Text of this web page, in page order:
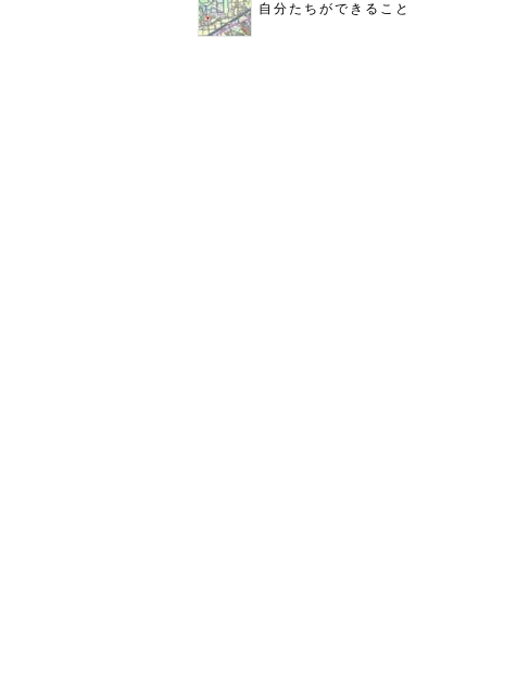
自分たちができること